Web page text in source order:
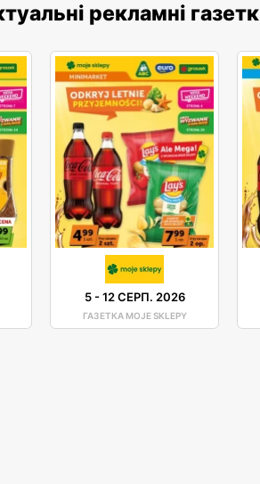
рекламні
5-12 СЕРП. 2026
ГАЗЕТКА MOJE SKLEPY